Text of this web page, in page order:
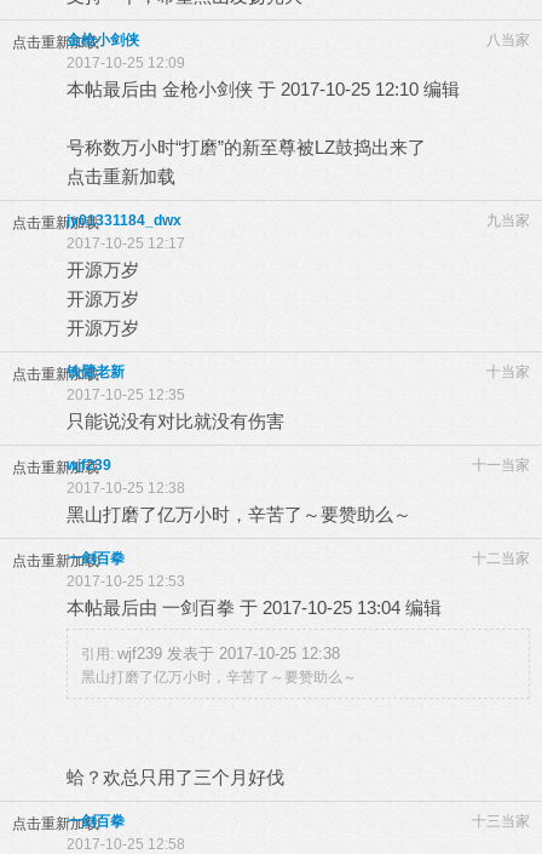
点击重新加载 八当家
金枪小剑侠
2017-10-25 12:09
本帖最后由 金枪小剑侠 于 2017-10-25 12:10 编辑
号称数万小时“打磨”的新至尊被LZ鼓捣出来了
点击重新加载
点击重新加载 九当家
jy01331184_dwx
2017-10-25 12:17
开源万岁
开源万岁
开源万岁
点击重新加载 十当家
铁臂老新
2017-10-25 12:35
只能说没有对比就没有伤害
点击重新加载 十一当家
wjf239
2017-10-25 12:38
黑山打磨了亿万小时，辛苦了～要赞助么～
点击重新加载 十二当家
一剑百拳
2017-10-25 12:53
本帖最后由 一剑百拳 于 2017-10-25 13:04 编辑
引用: wjf239 发表于 2017-10-25 12:38
黑山打磨了亿万小时，辛苦了～要赞助么～
蛤？欢总只用了三个月好伐
点击重新加载 十三当家
一剑百拳
2017-10-25 12:58